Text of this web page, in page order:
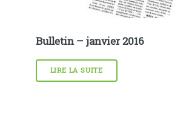
Bulletin – janvier 2016
LIRE LA SUITE